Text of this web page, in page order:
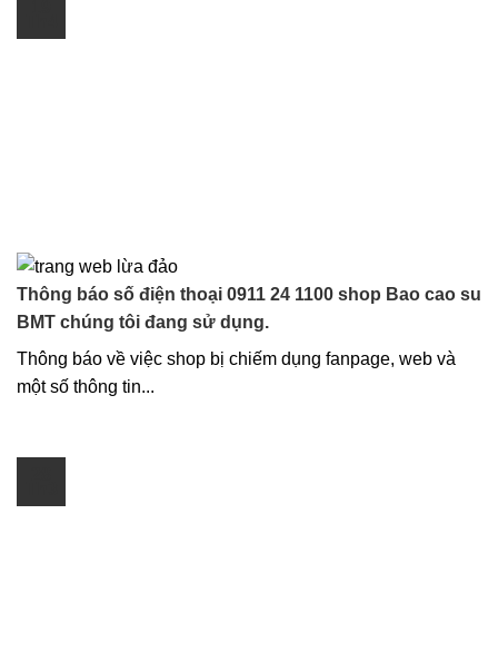
Thông báo số điện thoại 0911 24 1100 shop Bao cao su
BMT chúng tôi đang sử dụng.
Thông báo về việc shop bị chiếm dụng fanpage, web và
một số thông tin...